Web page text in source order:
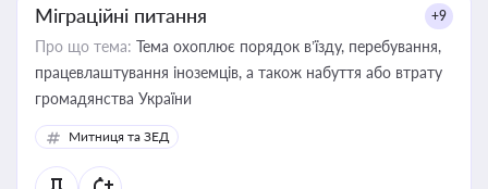
Міграційні питання +9
Про що тема: Тема охоплює порядок в’їзду, перебування,
працевлаштування іноземців, а також набуття або втрату
громадянства України
Митниця та ЗЕД